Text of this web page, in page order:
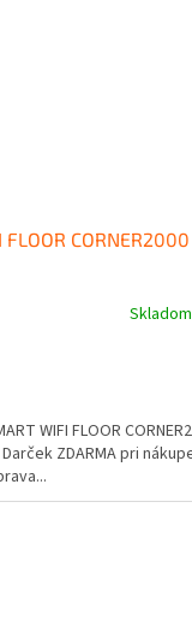
WIFI FLOOR
ZDARMA pri